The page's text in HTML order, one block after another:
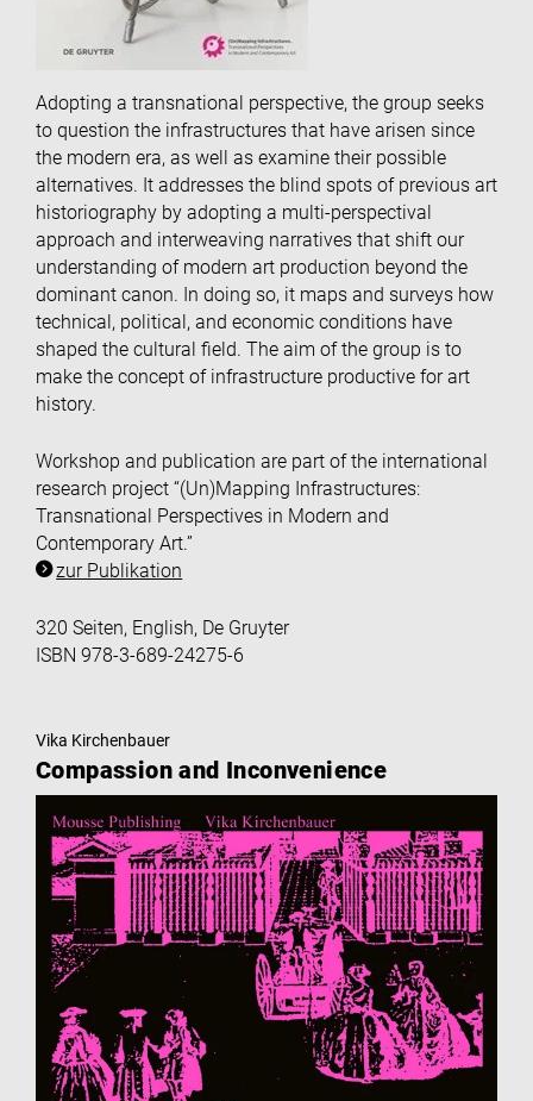
Adopting a transnational perspective, the group seeks
to question the infrastructures that have arisen since
the modern era, as well as examine their possible
alternatives. It addresses the blind spots of previous art
historiography by adopting a multi-perspectival
approach and interweaving narratives that shift our
understanding of modern art production beyond the
dominant canon. In doing so, it maps and surveys how
technical, political, and economic conditions have
shaped the cultural field. The aim of the group is to
make the concept of infrastructure productive for art
history.
Workshop and publication are part of the international
research project “(Un)Mapping Infrastructures:
Transnational Perspectives in Modern and
Contemporary Art.”
zur Publikation
320 Seiten, English, De Gruyter
ISBN 978-3-689-24275-6
Vika Kirchenbauer
Compassion and Inconvenience